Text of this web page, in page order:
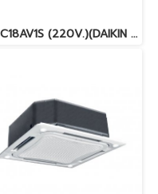
FCC18AV1S (220V.)(DAIKIN SKYAIR) รุ่นฝังในฝ้ากระจายลม 8 ทิศทาง FIXED SPEED น้ำยา R32 พร้อมบริการติดตั้ง